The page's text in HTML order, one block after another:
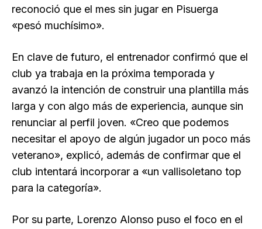
reconoció que el mes sin jugar en Pisuerga
«pesó muchísimo».
En clave de futuro, el entrenador confirmó que el
club ya trabaja en la próxima temporada y
avanzó la intención de construir una plantilla más
larga y con algo más de experiencia, aunque sin
renunciar al perfil joven. «Creo que podemos
necesitar el apoyo de algún jugador un poco más
veterano», explicó, además de confirmar que el
club intentará incorporar a «un vallisoletano top
para la categoría».
Por su parte, Lorenzo Alonso puso el foco en el